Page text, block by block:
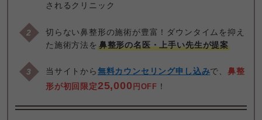
されるクリニック
切らない鼻整形の施術が豊富！ダウンタイムを抑え
た施術方法を 鼻整形の名医・上手い先生が提案
当サイトから無料カウンセリング申し込みで、 鼻整
形が初回限定25,000 円OFF ！